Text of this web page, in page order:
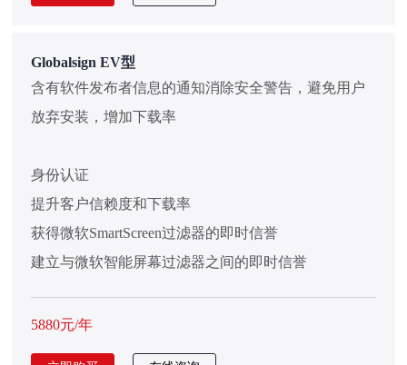
Globalsign EV型
含有软件发布者信息的通知消除安全警告，避免用户
放弃安装，增加下载率
身份认证
提升客户信赖度和下载率
获得微软SmartScreen过滤器的即时信誉
建立与微软智能屏幕过滤器之间的即时信誉
5880元/年